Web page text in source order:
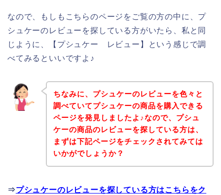
なので、もしもこちらのページをご覧の方の中に、プ
シュケーのレビューを探している方がいたら、私と同
じように、【プシュケー レビュー】という感じで調
べてみるといいですよ♪
ちなみに、プシュケーのレビューを色々と
調べていてプシュケーの商品を購入できる
ページを発見しましたよ♪なので、プシュ
ケーの商品のレビューを探している方は、
まずは下記ページをチェックされてみては
いかがでしょうか？
⇒プシュケーのレビューを探している方はこちらをク